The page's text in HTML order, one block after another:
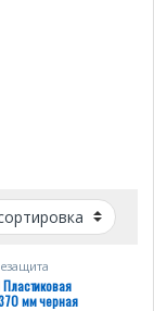
мм черная